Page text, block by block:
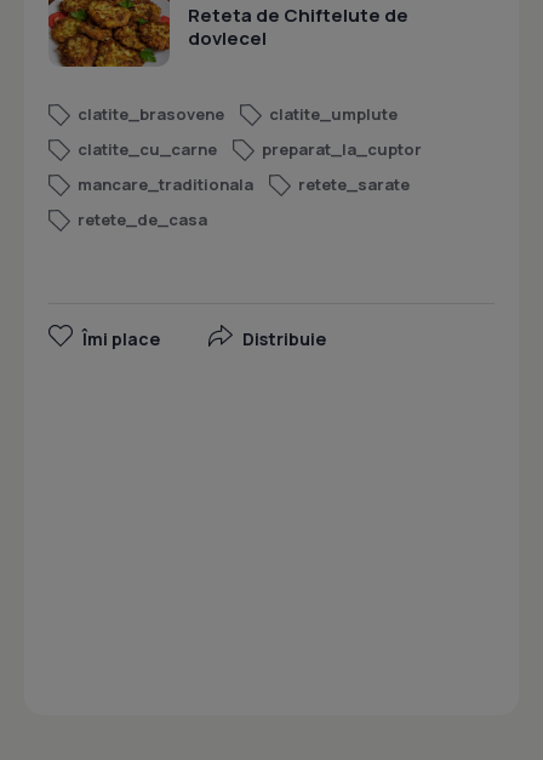
Reteta de Chiftelute de
dovlecel
clatite_brasovene
clatite_umplute
clatite_cu_carne
preparat_la_cuptor
mancare_traditionala
retete_sarate
retete_de_casa
Îmi place Distribuie